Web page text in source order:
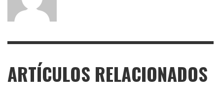
ARTÍCULOS RELACIONADOS